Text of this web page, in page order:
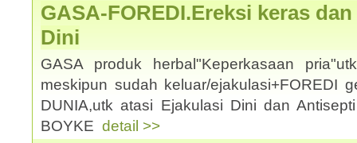
GASA-FOREDI.Ereksi keras
Dini
GASA produk herbal"Keperkasaan
meskipun sudah keluar/ejakulasi+FOREDI
DUNIA,utk atasi Ejakulasi Dini dan
BOYKE detail >>